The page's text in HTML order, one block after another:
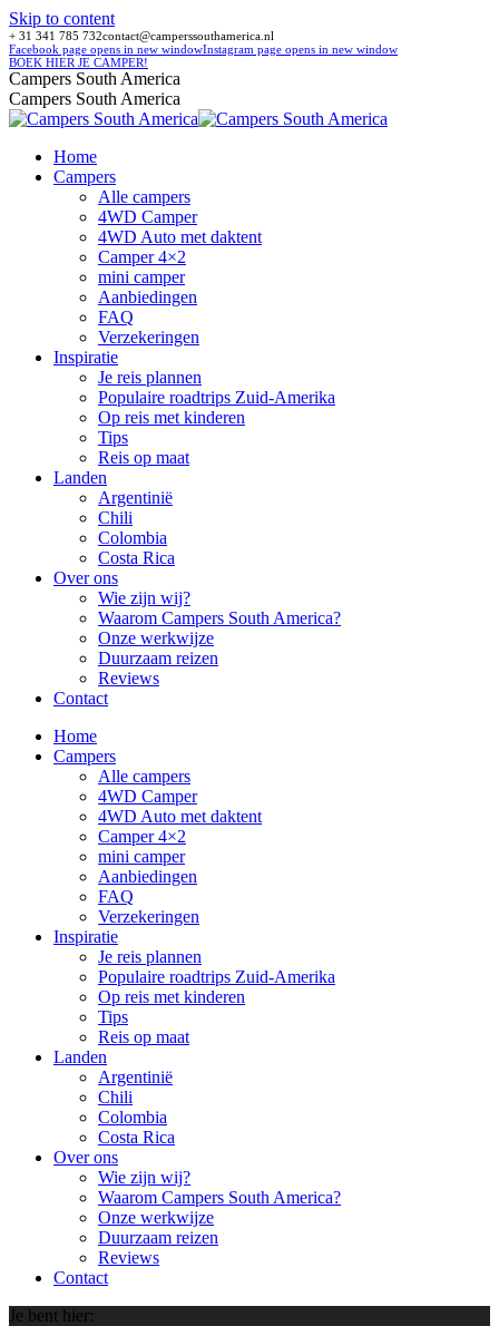
Skip to content
+ 31 341 785 732contact@camperssouthamerica.nl
Facebook page opens in new windowInstagram page opens in new window
BOEK HIER JE CAMPER!
Campers South America
Campers South America
Home
Campers
Alle campers
4WD Camper
4WD Auto met daktent
Camper 4×2
mini camper
Aanbiedingen
FAQ
Verzekeringen
Inspiratie
Je reis plannen
Populaire roadtrips Zuid-Amerika
Op reis met kinderen
Tips
Reis op maat
Landen
Argentinië
Chili
Colombia
Costa Rica
Over ons
Wie zijn wij?
Waarom Campers South America?
Onze werkwijze
Duurzaam reizen
Reviews
Contact
Home
Campers
Alle campers
4WD Camper
4WD Auto met daktent
Camper 4×2
mini camper
Aanbiedingen
FAQ
Verzekeringen
Inspiratie
Je reis plannen
Populaire roadtrips Zuid-Amerika
Op reis met kinderen
Tips
Reis op maat
Landen
Argentinië
Chili
Colombia
Costa Rica
Over ons
Wie zijn wij?
Waarom Campers South America?
Onze werkwijze
Duurzaam reizen
Reviews
Contact
Je bent hier: